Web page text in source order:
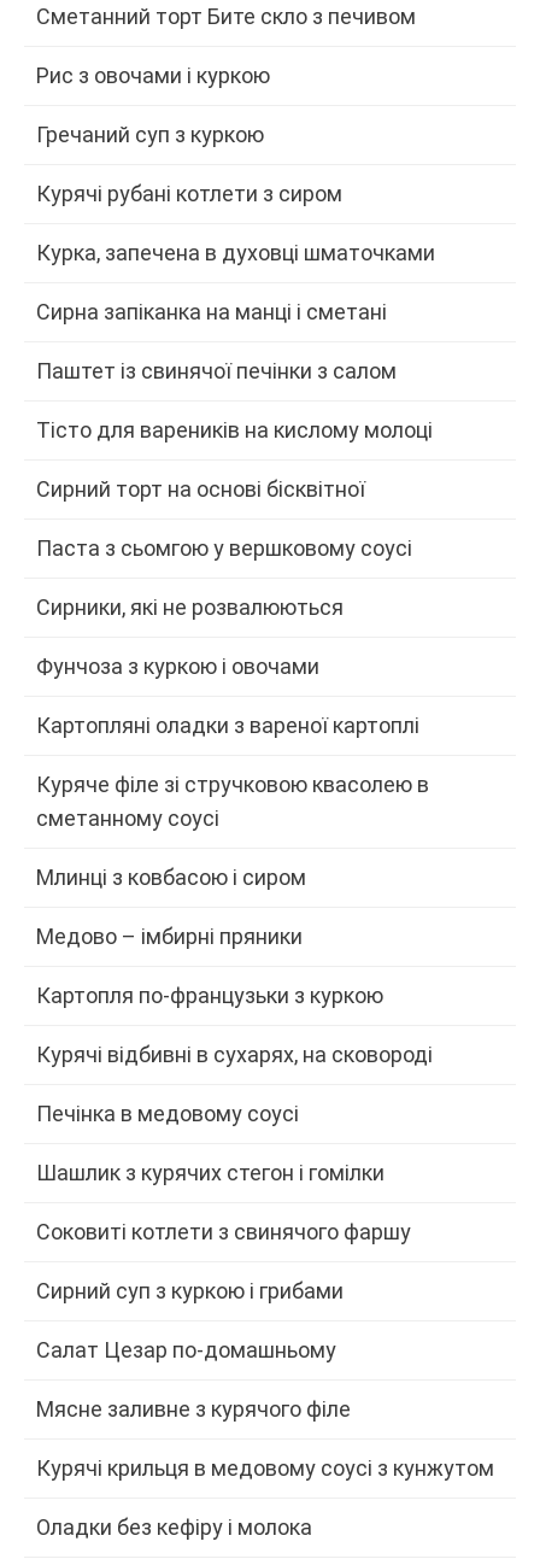
Сметанний торт Бите скло з печивом
Рис з овочами і куркою
Гречаний суп з куркою
Курячі рубані котлети з сиром
Курка, запечена в духовці шматочками
Сирна запіканка на манці і сметані
Паштет із свинячої печінки з салом
Тісто для вареників на кислому молоці
Сирний торт на основі бісквітної
Паста з сьомгою у вершковому соусі
Сирники, які не розвалюються
Фунчоза з куркою і овочами
Картопляні оладки з вареної картоплі
Куряче філе зі стручковою квасолею в
сметанному соусі
Млинці з ковбасою і сиром
Медово – імбирні пряники
Картопля по-французьки з куркою
Курячі відбивні в сухарях, на сковороді
Печінка в медовому соусі
Шашлик з курячих стегон і гомілки
Соковиті котлети з свинячого фаршу
Сирний суп з куркою і грибами
Салат Цезар по-домашньому
Мясне заливне з курячого філе
Курячі крильця в медовому соусі з кунжутом
Оладки без кефіру і молока